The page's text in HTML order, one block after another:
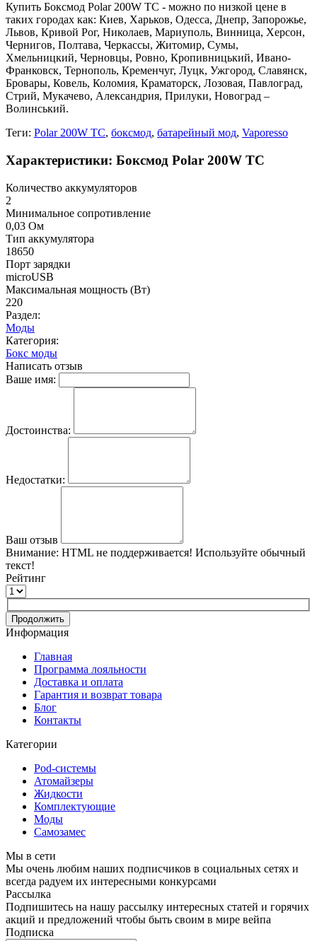
Купить Боксмод Polar 200W TC - можно по низкой цене в
таких городах как: Киев, Харьков, Одесса, Днепр, Запорожье,
Львов, Кривой Рог, Николаев, Мариуполь, Винница, Херсон,
Чернигов, Полтава, Черкассы, Житомир, Сумы,
Хмельницкий, Черновцы, Ровно, Кропивницький, Ивано-
Франковск, Тернополь, Кременчуг, Луцк, Ужгород, Славянск,
Бровары, Ковель, Коломия, Краматорск, Лозовая, Павлоград,
Стрий, Мукачево, Александрия, Прилуки, Новоград –
Волинський.
Теги: Polar 200W TC, боксмод, батарейный мод, Vaporesso
Характеристики: Боксмод Polar 200W TC
Количество аккумуляторов
2
Минимальное сопротивление
0,03 Ом
Тип аккумулятора
18650
Порт зарядки
microUSB
Максимальная мощность (Вт)
220
Раздел:
Моды
Категория:
Бокс моды
Написать отзыв
Ваше имя:
Достоинства:
Недостатки:
Ваш отзыв
Внимание: HTML не поддерживается! Используйте обычный
текст!
Рейтинг
Продолжить
Информация
Главная
Программа лояльности
Доставка и оплата
Гарантия и возврат товара
Блог
Контакты
Категории
Pod-системы
Атомайзеры
Жидкости
Комплектующие
Моды
Самозамес
Мы в сети
Мы очень любим наших подписчиков в социальных сетях и
всегда радуем их интересными конкурсами
Рассылка
Подпишитесь на нашу рассылку интересных статей и горячих
акций и предложений чтобы быть своим в мире вейпа
Подписка